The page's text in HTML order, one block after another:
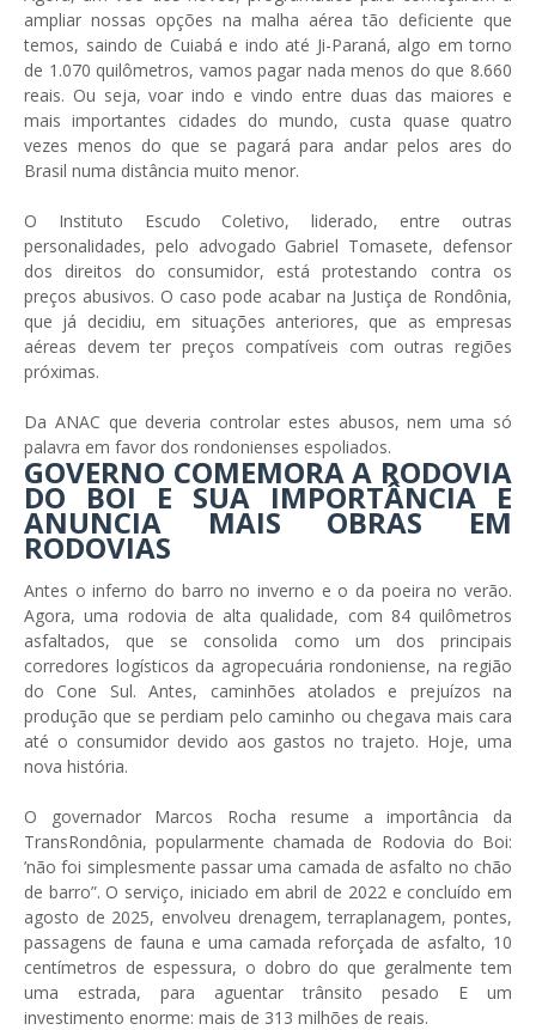
ampliar nossas opções na malha aérea tão deficiente que
temos, saindo de Cuiabá e indo até Ji-Paraná, algo em torno
de 1.070 quilômetros, vamos pagar nada menos do que 8.660
reais. Ou seja, voar indo e vindo entre duas das maiores e
mais importantes cidades do mundo, custa quase quatro
vezes menos do que se pagará para andar pelos ares do
Brasil numa distância muito menor.
O Instituto Escudo Coletivo, liderado, entre outras
personalidades, pelo advogado Gabriel Tomasete, defensor
dos direitos do consumidor, está protestando contra os
preços abusivos. O caso pode acabar na Justiça de Rondônia,
que já decidiu, em situações anteriores, que as empresas
aéreas devem ter preços compatíveis com outras regiões
próximas.
Da ANAC que deveria controlar estes abusos, nem uma só
palavra em favor dos rondonienses espoliados.
GOVERNO COMEMORA A RODOVIA
DO BOI E SUA IMPORTÂNCIA E
ANUNCIA MAIS OBRAS EM
RODOVIAS
Antes o inferno do barro no inverno e o da poeira no verão.
Agora, uma rodovia de alta qualidade, com 84 quilômetros
asfaltados, que se consolida como um dos principais
corredores logísticos da agropecuária rondoniense, na região
do Cone Sul. Antes, caminhões atolados e prejuízos na
produção que se perdiam pelo caminho ou chegava mais cara
até o consumidor devido aos gastos no trajeto. Hoje, uma
nova história.
O governador Marcos Rocha resume a importância da
TransRondônia, popularmente chamada de Rodovia do Boi:
’não foi simplesmente passar uma camada de asfalto no chão
de barro”. O serviço, iniciado em abril de 2022 e concluído em
agosto de 2025, envolveu drenagem, terraplanagem, pontes,
passagens de fauna e uma camada reforçada de asfalto, 10
centímetros de espessura, o dobro do que geralmente tem
uma estrada, para aguentar trânsito pesado E um
investimento enorme: mais de 313 milhões de reais.